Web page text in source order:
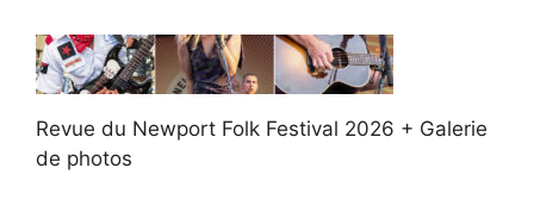
Revue du Newport Folk Festival 2026 + Galerie
de photos